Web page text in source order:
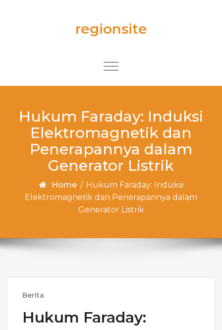
regionsite
Toggle
Hukum Faraday: Induksi
Elektromagnetik dan
Penerapannya dalam
Generator Listrik
Home / Hukum Faraday: Induksi
Elektromagnetik dan Penerapannya dalam
Generator Listrik
Berita
Hukum Faraday: